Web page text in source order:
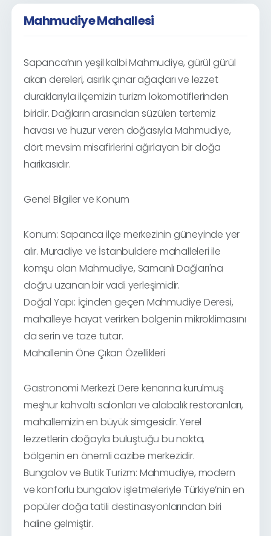
Mahmudiye Mahallesi
Sapanca’nın yeşil kalbi Mahmudiye, gürül gürül
akan dereleri, asırlık çınar ağaçları ve lezzet
duraklarıyla ilçemizin turizm lokomotiflerinden
biridir. Dağların arasından süzülen tertemiz
havası ve huzur veren doğasıyla Mahmudiye,
dört mevsim misafirlerini ağırlayan bir doğa
harikasıdır.
Genel Bilgiler ve Konum
Konum: Sapanca ilçe merkezinin güneyinde yer
alır. Muradiye ve İstanbuldere mahalleleri ile
komşu olan Mahmudiye, Samanlı Dağları'na
doğru uzanan bir vadi yerleşimidir.
Doğal Yapı: İçinden geçen Mahmudiye Deresi,
mahalleye hayat verirken bölgenin mikroklimasını
da serin ve taze tutar.
Mahallenin Öne Çıkan Özellikleri
Gastronomi Merkezi: Dere kenarına kurulmuş
meşhur kahvaltı salonları ve alabalık restoranları,
mahallemizin en büyük simgesidir. Yerel
lezzetlerin doğayla buluştuğu bu nokta,
bölgenin en önemli cazibe merkezidir.
Bungalov ve Butik Turizm: Mahmudiye, modern
ve konforlu bungalov işletmeleriyle Türkiye’nin en
popüler doğa tatili destinasyonlarından biri
haline gelmiştir.